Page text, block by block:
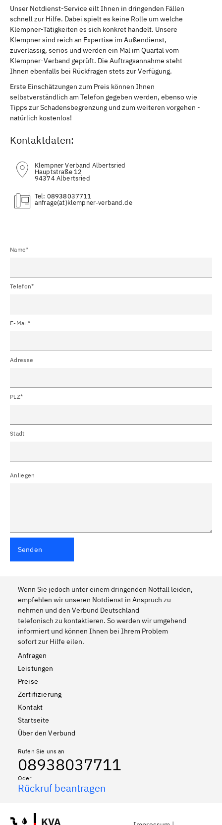
Unser Notdienst-Service eilt Ihnen in dringenden Fällen
schnell zur Hilfe. Dabei spielt es keine Rolle um welche
Klempner-Tätigkeiten es sich konkret handelt. Unsere
Klempner sind reich an Expertise im Außendienst,
zuverlässig, seriös und werden ein Mal im Quartal vom
Klempner-Verband geprüft. Die Auftragsannahme steht
Ihnen ebenfalls bei Rückfragen stets zur Verfügung.
Erste Einschätzungen zum Preis können Ihnen
selbstverständlich am Telefon gegeben werden, ebenso wie
Tipps zur Schadensbegrenzung und zum weiteren vorgehen -
natürlich kostenlos!
Kontaktdaten:
Klempner Verband Albertsried
Hauptstraße 12
94374 Albertsried
Tel: 08938037711
(at)
Name*
Telefon*
E-Mail*
Adresse
PLZ*
Stadt
Anliegen
Senden
Wenn Sie jedoch unter einem dringenden Notfall leiden,
empfehlen wir unseren Notdienst in Anspruch zu
nehmen und den Verbund Deutschland
telefonisch zu kontaktieren. So werden wir umgehend
informiert und können Ihnen bei Ihrem Problem
sofort zur Hilfe eilen.
Anfragen
Leistungen
Preise
Zertifizierung
Kontakt
Startseite
Über den Verbund
Rufen Sie uns an
08938037711
Oder
Rückruf beantragen
KVA